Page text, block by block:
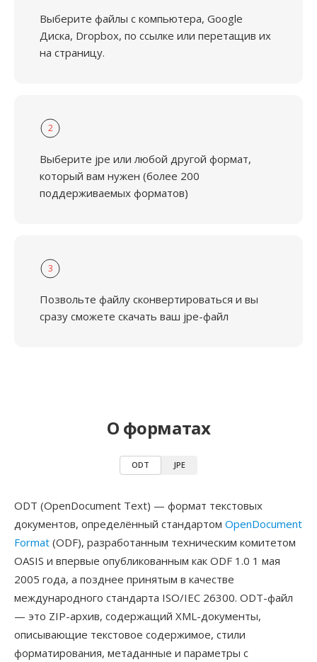
Выберите файлы с компьютера, Google
Диска, Dropbox, по ссылке или перетащив их
на страницу.
2
Выберите jpe или любой другой формат,
который вам нужен (более 200
поддерживаемых форматов)
3
Позвольте файлу сконвертироваться и вы
сразу сможете скачать ваш jpe-файл
О форматах
ODT JPE
ODT (OpenDocument Text) — формат текстовых
документов, определённый стандартом OpenDocument
Format (ODF), разработанным техническим комитетом
OASIS и впервые опубликованным как ODF 1.0 1 мая
2005 года, а позднее принятым в качестве
международного стандарта ISO/IEC 26300. ODT-файл
— это ZIP-архив, содержащий XML-документы,
описывающие текстовое содержимое, стили
форматирования, метаданные и параметры с